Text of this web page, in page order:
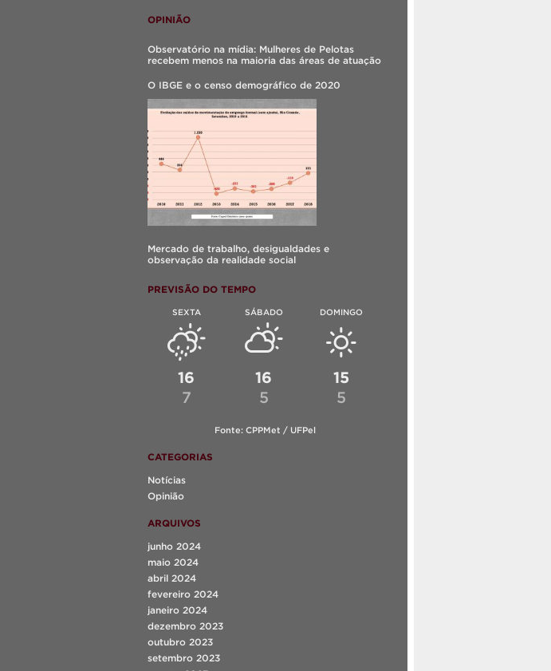
OPINIÃO
Observatório na mídia: Mulheres de Pelotas
recebem menos na maioria das áreas de atuação
O IBGE e o censo demográfico de 2020
Mercado de trabalho, desigualdades e
observação da realidade social
PREVISÃO DO TEMPO
SEXTA
16
7
SÁBADO
16
5
DOMINGO
15
5
Fonte: CPPMet / UFPel
CATEGORIAS
Notícias
Opinião
ARQUIVOS
junho 2024
maio 2024
abril 2024
fevereiro 2024
janeiro 2024
dezembro 2023
outubro 2023
setembro 2023